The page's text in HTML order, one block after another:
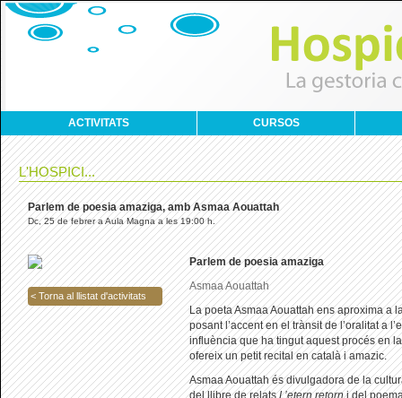
ACTIVITATS CURSOS
L'HOSPICI...
Parlem de poesia amaziga, amb Asmaa Aouattah
Dc, 25 de febrer a Aula Magna a les 19:00 h.
< Torna al llistat d'activitats
Parlem de poesia amaziga
Asmaa Aouattah
La poeta Asmaa Aouattah ens aproxima a
posant l’accent en el trànsit de l’oralitat a
influència que ha tingut aquest procés en
ofereix un petit recital en català i amazic.
Asmaa Aouattah és divulgadora de la
del llibre de relatsL’etern retorni del